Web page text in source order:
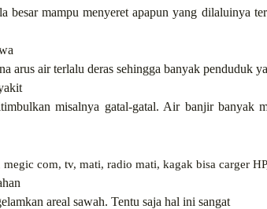
besar mampu menyeret apapun yang dilaluinya
arus air terlalu deras sehingga banyak penduduk
misalnya gatal-gatal. Air banjir banyak
com, tv, mati, radio mati, kagak bisa carger
areal sawah. Tentu saja hal ini sangat